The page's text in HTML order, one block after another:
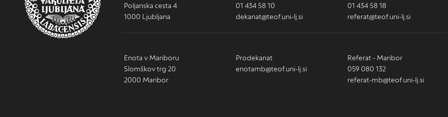
Poljanska cesta 4
1000 Ljubljana
01 434 58 10
dekanat@teof.uni-lj.si
01 434 58 18
referat@teof.uni-lj.si
Enota v Mariboru
Slomškov trg 20
2000 Maribor
Prodekanat
enotamb@teof.uni-lj.si
Referat - Maribor
059 080 132
referat-mb@teof.uni-lj.si